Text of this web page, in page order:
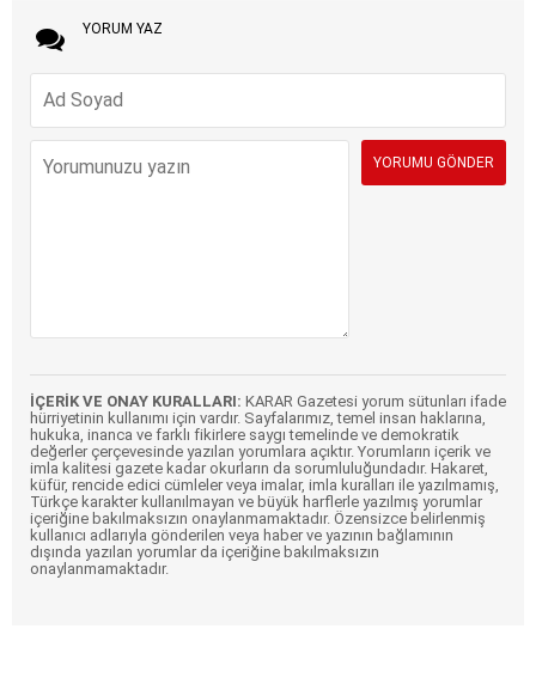
YORUM YAZ
İÇERİK VE ONAY KURALLARI: KARAR Gazetesi yorum sütunları ifade
hürriyetinin kullanımı için vardır. Sayfalarımız, temel insan haklarına,
hukuka, inanca ve farklı fikirlere saygı temelinde ve demokratik
değerler çerçevesinde yazılan yorumlara açıktır. Yorumların içerik ve
imla kalitesi gazete kadar okurların da sorumluluğundadır. Hakaret,
küfür, rencide edici cümleler veya imalar, imla kuralları ile yazılmamış,
Türkçe karakter kullanılmayan ve büyük harflerle yazılmış yorumlar
içeriğine bakılmaksızın onaylanmamaktadır. Özensizce belirlenmiş
kullanıcı adlarıyla gönderilen veya haber ve yazının bağlamının
dışında yazılan yorumlar da içeriğine bakılmaksızın
onaylanmamaktadır.